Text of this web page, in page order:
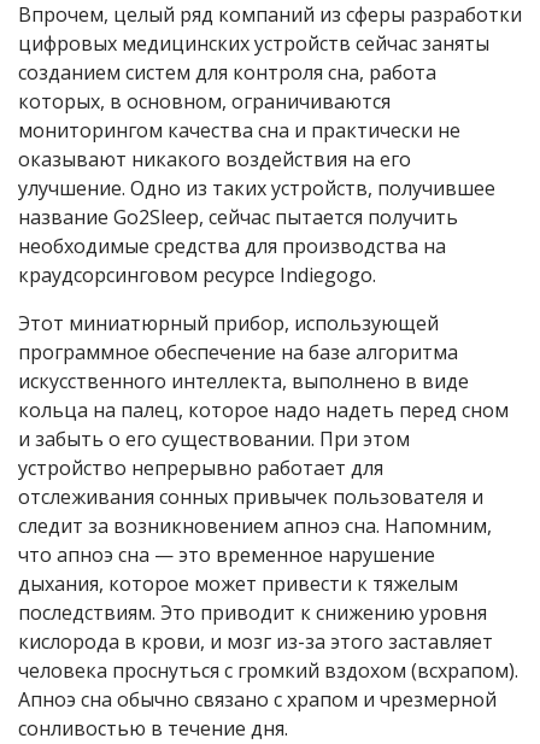
Впрочем, целый ряд компаний из сферы разработки
цифровых медицинских устройств сейчас заняты
созданием систем для контроля сна, работа
которых, в основном, ограничиваются
мониторингом качества сна и практически не
оказывают никакого воздействия на его
улучшение. Одно из таких устройств, получившее
название Go2Sleep, сейчас пытается получить
необходимые средства для производства на
краудсорсинговом ресурсе Indiegogo.
Этот миниатюрный прибор, использующей
программное обеспечение на базе алгоритма
искусственного интеллекта, выполнено в виде
кольца на палец, которое надо надеть перед сном
и забыть о его существовании. При этом
устройство непрерывно работает для
отслеживания сонных привычек пользователя и
следит за возникновением апноэ сна. Напомним,
что апноэ сна — это временное нарушение
дыхания, которое может привести к тяжелым
последствиям. Это приводит к снижению уровня
кислорода в крови, и мозг из-за этого заставляет
человека проснуться с громкий вздохом (всхрапом).
Апноэ сна обычно связано с храпом и чрезмерной
сонливостью в течение дня.